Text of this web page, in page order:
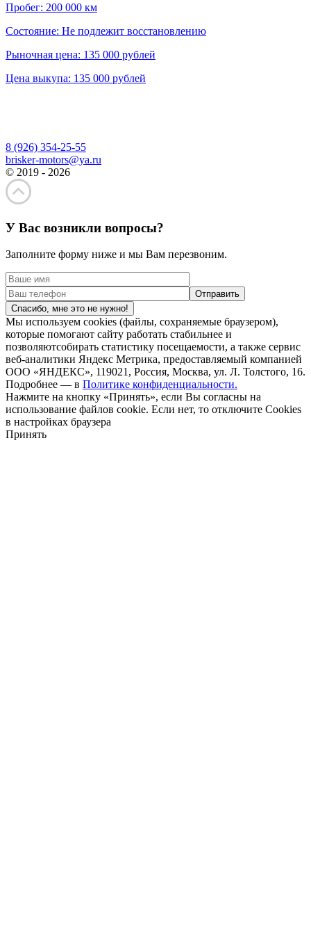
Пробег: 200 000 км
Состояние: Не подлежит восстановлению
Рыночная цена: 135 000 рублей
Цена выкупа: 135 000 рублей
8 (926) 354-25-55
brisker-motors@ya.ru
© 2019 - 2026
У Вас возникли вопросы?
Заполните форму ниже и мы Вам перезвоним.
Спасибо, мне это не нужно!
Мы используем cookies (файлы, сохраняемые браузером),
которые помогают сайту работать стабильнее и
позволяютсобирать статистику посещаемости, а также сервис
веб-аналитики Яндекс Метрика, предоставляемый компанией
ООО «ЯНДЕКС», 119021, Россия, Москва, ул. Л. Толстого, 16.
Подробнее — в Политике конфиденциальности.
Нажмите на кнопку «Принять», если Вы согласны на
использование файлов cookie. Если нет, то отключите Cookies
в настройках браузера
Принять